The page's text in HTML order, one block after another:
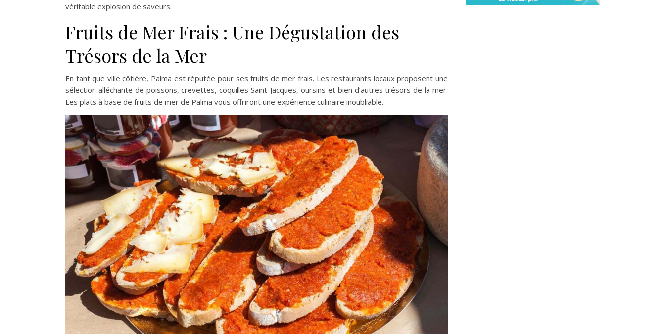
véritable explosion de saveurs.
Fruits de Mer Frais : Une Dégustation des
Trésors de la Mer
En tant que ville côtière, Palma est réputée pour ses fruits de mer frais. Les restaurants locaux proposent une
sélection alléchante de poissons, crevettes, coquilles Saint-Jacques, oursins et bien d’autres trésors de la mer.
Les plats à base de fruits de mer de Palma vous offriront une expérience culinaire inoubliable.